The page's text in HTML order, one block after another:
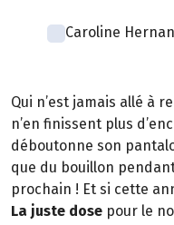
Caroline
Qui n’est jamais allé à
n’en finissent plus
déboutonne son
que du bouillon
prochain ! Et si cette
La juste dose pour le